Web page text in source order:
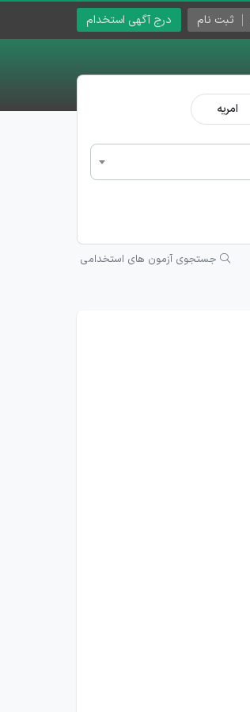
درج آگهی استخدام ثبت نام
امریه
جستجوی آزمون های استخدامی